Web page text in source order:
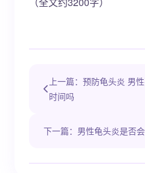
上一篇：预防龟头炎 男
时间吗
下一篇：男性龟头炎是否